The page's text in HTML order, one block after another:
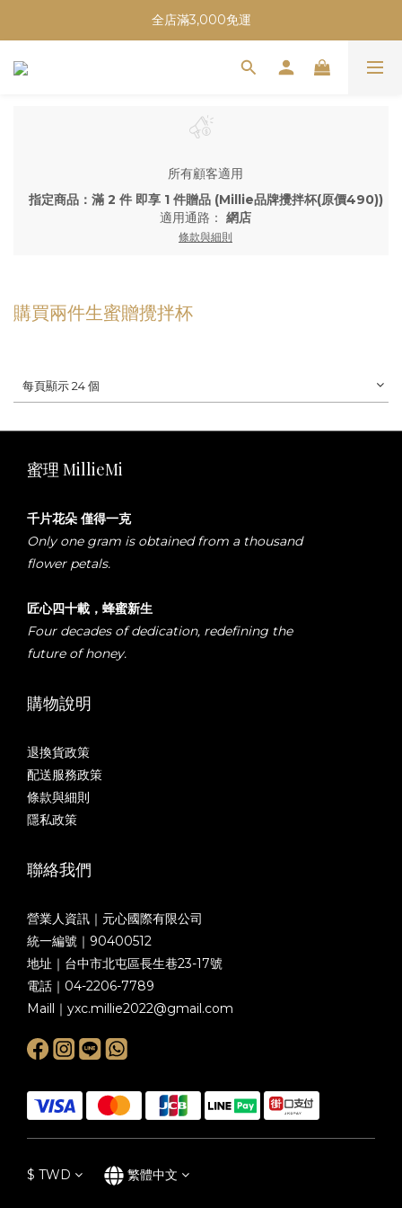
全店滿3,000免運
所有顧客適用
指定商品：滿 2 件 即享 1 件贈品 (Millie品牌攪拌杯(原價490))
適用通路： 網店
條款與細則
購買兩件生蜜贈攪拌杯
每頁顯示 24 個
蜜理 MillieMi
千片花朵 僅得一克
Only one gram is obtained from a thousand
flower petals.
匠心四十載，蜂蜜新生
Four decades of dedication, redefining the
future of honey.
購物說明
退換貨政策
配送服務政策
條款與細則
隱私政策
聯絡我們
營業人資訊｜元心國際有限公司
統一編號｜90400512
地址｜台中市北屯區長生巷23-17號
電話｜04-2206-7789
Maill｜yxc.millie2022@gmail.com
$ TWD 繁體中文